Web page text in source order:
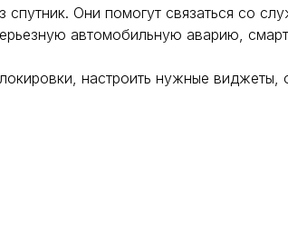
Они помогут связаться со
автомобильную аварию,
настроить нужные виджеты,